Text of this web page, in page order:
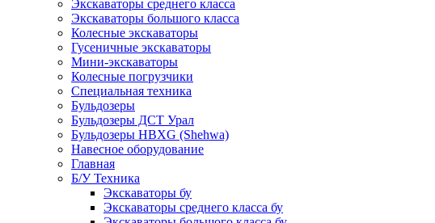
Экскаваторы среднего класса
Экскаваторы большого класса
Колесные экскаваторы
Гусеничные экскаваторы
Мини-экскаваторы
Колесные погрузчики
Специальная техника
Бульдозеры
Бульдозеры ДСТ Урал
Бульдозеры HBXG (Shehwa)
Навесное оборудование
Главная
Б/У Техника
Экскаваторы бу
Экскаваторы среднего класса бу